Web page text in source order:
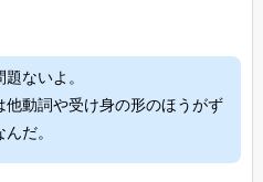
ないよ。
他動詞や受け身の形のほうがず
だ。